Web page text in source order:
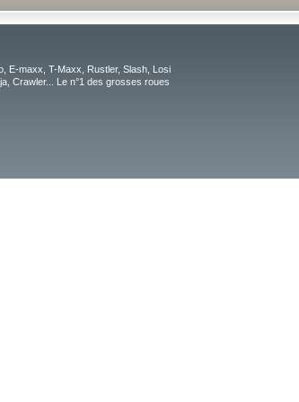
E-maxx, T-Maxx, Rustler, Slash, Losi
Crawler... Le n°1 des grosses roues